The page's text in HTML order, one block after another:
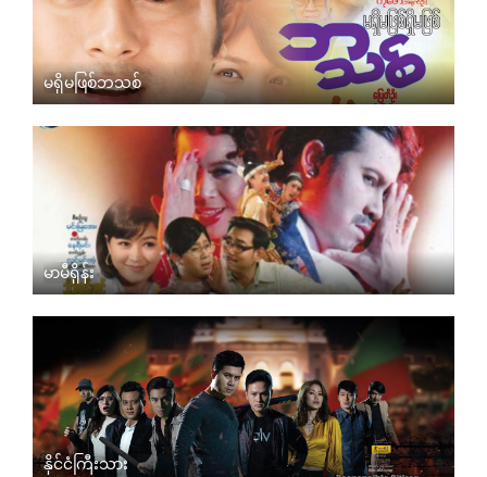
မရှိမဖြစ်ဘသစ်
မာမီရှိန်း
နိုင်ငံကြီးသား